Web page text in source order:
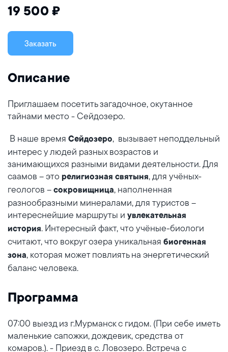
19 500 ₽
Заказать
Описание
Приглашаем посетить загадочное, окутанное
тайнами место - Сейдозеро.
В наше время Сейдозеро, вызывает неподдельный
интерес у людей разных возрастов и
занимающихся разными видами деятельности. Для
саамов – это религиозная святыня, для учёных-
геологов – сокровищница, наполненная
разнообразными минералами, для туристов –
интереснейшие маршруты и увлекательная
история. Интересный факт, что учёные-биологи
считают, что вокруг озера уникальная биогенная
зона, которая может повлиять на энергетический
баланс человека.
Программа
07:00 выезд из г.Мурманск с гидом. (При себе иметь
маленькие сапожки, дождевик, средства от
комаров.). - Приезд в с. Ловозеро. Встреча с